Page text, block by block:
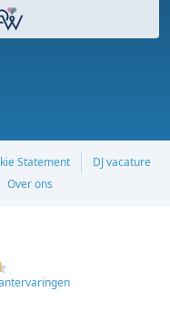
Statement
DJ vacature
Over ons